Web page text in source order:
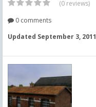
(0 reviews)
0 comments
Updated September 3, 2011